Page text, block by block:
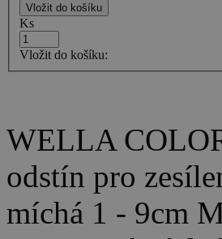
Ks
Vložit do košíku:
WELLA
odstín pro
míchá 1 - 9cm